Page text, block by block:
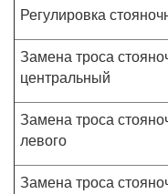
Регулировка
Замена троса
центральный
Замена троса
левого
Замена троса